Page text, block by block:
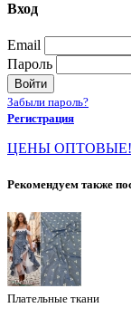
Вход
Email
Пароль
Войти
Забыли пароль?
Регистрация
ЦЕНЫ ОПТОВЫЕ!
Рекомендуем также
Плательные ткани